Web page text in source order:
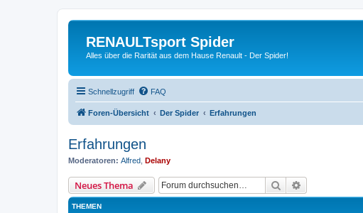
RENAULTsport Spider
Alles über die Rarität aus dem Hause Renault - Der Spider!
Schnellzugriff FAQ
Foren-Übersicht Der Spider Erfahrungen
Erfahrungen
Moderatoren: Alfred Delany
Neues Thema Suche
THEMEN